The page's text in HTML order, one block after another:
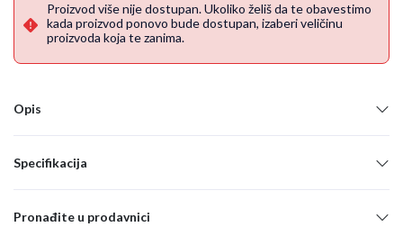
Proizvod više nije dostupan. Ukoliko želiš da te obavestimo
kada proizvod ponovo bude dostupan, izaberi veličinu
proizvoda koja te zanima.
Opis
Specifikacija
Pronađite u prodavnici